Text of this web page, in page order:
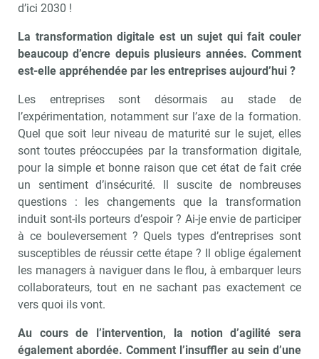
d’ici 2030 !
La transformation digitale est un sujet qui fait couler
beaucoup d’encre depuis plusieurs années. Comment
est-elle appréhendée par les entreprises aujourd’hui ?
Les entreprises sont désormais au stade de
l’expérimentation, notamment sur l’axe de la formation.
Quel que soit leur niveau de maturité sur le sujet, elles
sont toutes préoccupées par la transformation digitale,
pour la simple et bonne raison que cet état de fait crée
un sentiment d’insécurité. Il suscite de nombreuses
questions : les changements que la transformation
induit sont-ils porteurs d’espoir ? Ai-je envie de participer
à ce bouleversement ? Quels types d’entreprises sont
susceptibles de réussir cette étape ? Il oblige également
les managers à naviguer dans le flou, à embarquer leurs
collaborateurs, tout en ne sachant pas exactement ce
vers quoi ils vont.
Au cours de l’intervention, la notion d’agilité sera
également abordée. Comment l’insuffler au sein d’une